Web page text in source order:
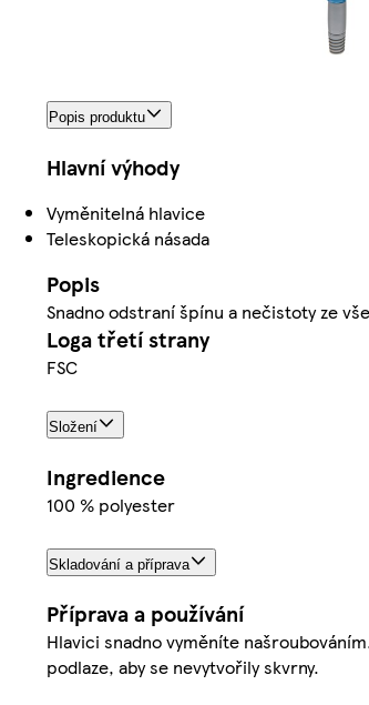
Popis produktu
Hlavní výhody
Vyměnitelná hlavice
Teleskopická násada
Popis
Snadno odstraní špínu a nečistoty ze
Loga třetí strany
FSC
Složení
Ingredience
100 % polyester
Skladování a příprava
Příprava a používání
Hlavici snadno vyměníte
podlaze, aby se nevytvořily skvrny.